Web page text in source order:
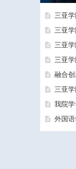
三亚
三亚学院
三亚
三亚学院
融合创新
三亚学院外
我院
外国语学院